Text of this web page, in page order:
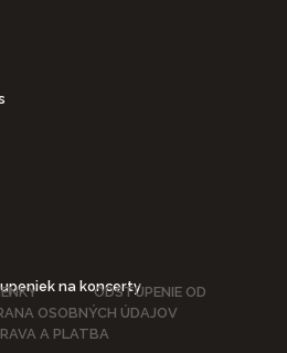
na koncerty
ODSTÚPENIE OD
OSOBNÝCH ÚDAJOV
A PLATBA